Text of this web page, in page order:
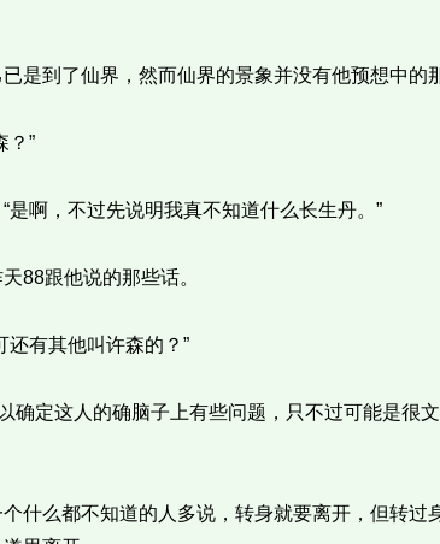
到了仙界，然而仙界的景象并没有他预想中的那
”
啊，不过先说明我真不知道什么长生丹。”
跟他说的那些话。
有其他叫许森的？”
定这人的确脑子上有些问题，只不过可能是很文
么都不知道的人多说，转身就要离开，但转过